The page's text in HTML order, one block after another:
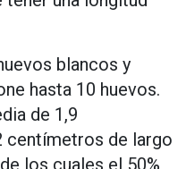
blancos y
hasta 10 huevos.
de 1,9
centímetros de largo